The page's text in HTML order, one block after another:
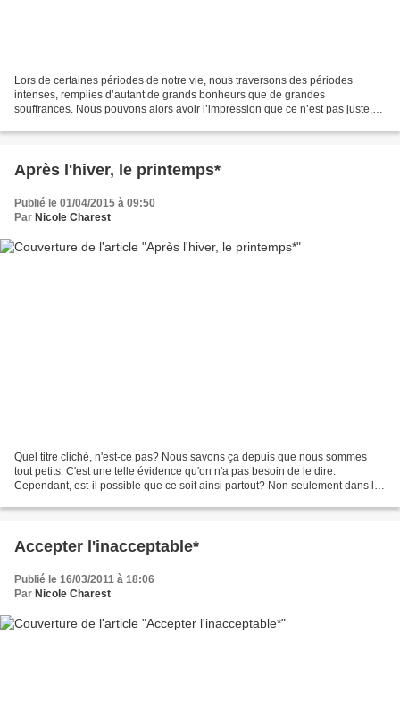
Lors de certaines périodes de notre vie, nous traversons des périodes
intenses, remplies d’autant de grands bonheurs que de grandes
souffrances. Nous pouvons alors avoir l’impression que ce n’est pas juste,
Après l'hiver, le printemps*
Publié le 01/04/2015 à 09:50
Par Nicole Charest
Quel titre cliché, n'est-ce pas? Nous savons ça depuis que nous sommes
tout petits. C'est une telle évidence qu'on n'a pas besoin de le dire.
Cependant, est-il possible que ce soit ainsi partout? Non seulement dans la
Accepter l'inacceptable*
Publié le 16/03/2011 à 18:06
Par Nicole Charest